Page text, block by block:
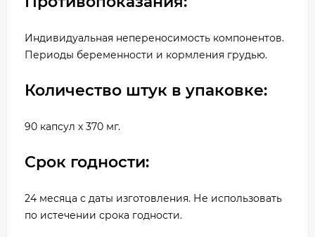
Индивидуальная непереносимость компонентов.
Периоды беременности и кормления грудью.
Количество штук в упаковке:
90 капсул х 370 мг.
Срок годности:
24 месяца с даты изготовления. Не использовать
по истечении срока годности.